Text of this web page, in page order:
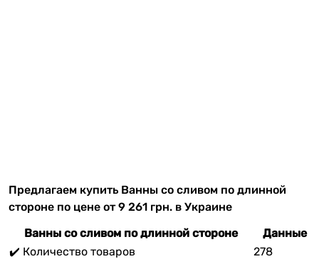
Предлагаем купить Ванны со сливом по длинной
стороне по цене от 9 261 грн. в Украине
Ванны со сливом по длинной стороне
Данные
✔️ Количество товаров
278